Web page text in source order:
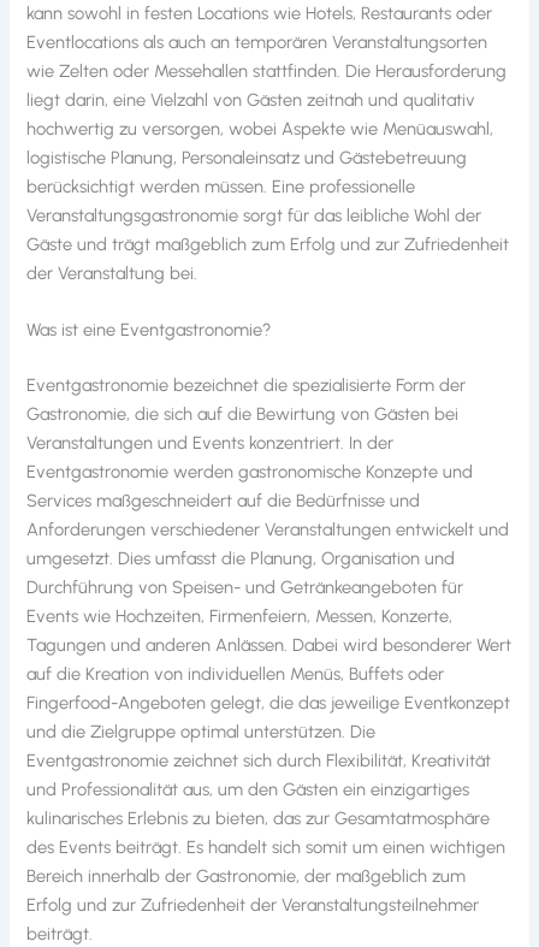
kann sowohl in festen Locations wie Hotels, Restaurants oder
Eventlocations als auch an temporären Veranstaltungsorten
wie Zelten oder Messehallen stattfinden. Die Herausforderung
liegt darin, eine Vielzahl von Gästen zeitnah und qualitativ
hochwertig zu versorgen, wobei Aspekte wie Menüauswahl,
logistische Planung, Personaleinsatz und Gästebetreuung
berücksichtigt werden müssen. Eine professionelle
Veranstaltungsgastronomie sorgt für das leibliche Wohl der
Gäste und trägt maßgeblich zum Erfolg und zur Zufriedenheit
der Veranstaltung bei.
Was ist eine Eventgastronomie?
Eventgastronomie bezeichnet die spezialisierte Form der
Gastronomie, die sich auf die Bewirtung von Gästen bei
Veranstaltungen und Events konzentriert. In der
Eventgastronomie werden gastronomische Konzepte und
Services maßgeschneidert auf die Bedürfnisse und
Anforderungen verschiedener Veranstaltungen entwickelt und
umgesetzt. Dies umfasst die Planung, Organisation und
Durchführung von Speisen- und Getränkeangeboten für
Events wie Hochzeiten, Firmenfeiern, Messen, Konzerte,
Tagungen und anderen Anlässen. Dabei wird besonderer Wert
auf die Kreation von individuellen Menüs, Buffets oder
Fingerfood-Angeboten gelegt, die das jeweilige Eventkonzept
und die Zielgruppe optimal unterstützen. Die
Eventgastronomie zeichnet sich durch Flexibilität, Kreativität
und Professionalität aus, um den Gästen ein einzigartiges
kulinarisches Erlebnis zu bieten, das zur Gesamtatmosphäre
des Events beiträgt. Es handelt sich somit um einen wichtigen
Bereich innerhalb der Gastronomie, der maßgeblich zum
Erfolg und zur Zufriedenheit der Veranstaltungsteilnehmer
beiträgt.